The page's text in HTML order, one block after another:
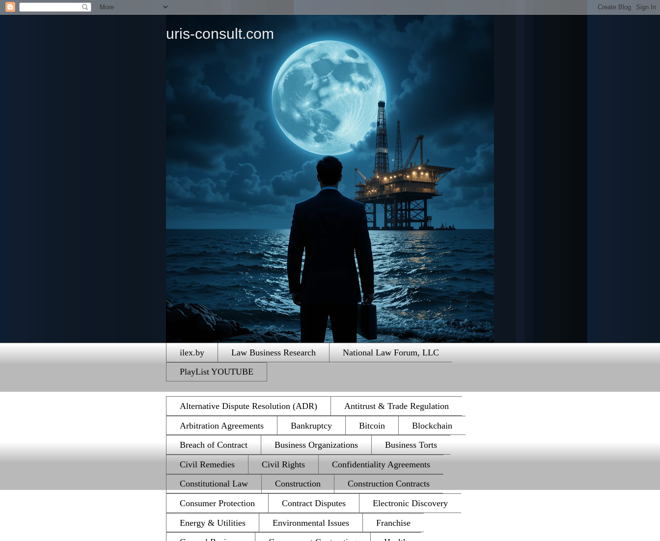
uris-consult.com
ilex.by Law Business Research
National Law Forum, LLC
PlayList YOUTUBE
Alternative Dispute Resolution (ADR)
Antitrust & Trade Regulation
Arbitration Agreements
Bankruptcy Bitcoin
Blockchain
Breach of Contract
Business Organizations
Business Torts
Civil Remedies
Civil Rights
Confidentiality Agreements
Constitutional Law
Construction
Construction Contracts
Consumer Protection
Contract Disputes
Electronic Discovery
Energy & Utilities
Environmental Issues
Franchise